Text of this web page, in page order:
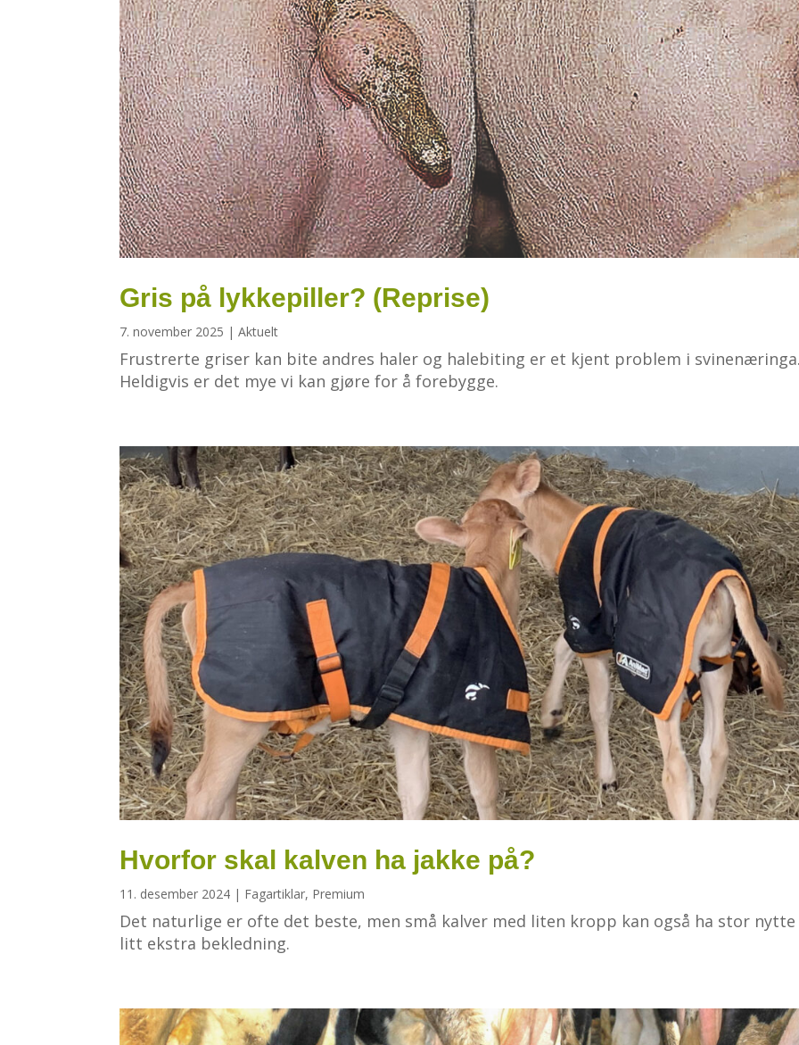
Gris på lykkepiller? (Reprise)
7. november 2025 |Aktuelt
Frustrerte griser kan bite andres haler og halebiting er et kjent problem i
Heldigvis er det mye vi kan gjøre for å forebygge.
Hvorfor skal kalven ha jakke på?
11. desember 2024 | Fagartiklar, Premium
Det naturlige er ofte det beste, men små kalver med liten kropp kan også ha stor nytte
litt ekstra bekledning.